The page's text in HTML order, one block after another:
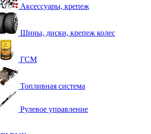
Аксессуары, крепеж
Шины, диски, крепеж колес
ГСМ
Топливная система
Рулевое управление